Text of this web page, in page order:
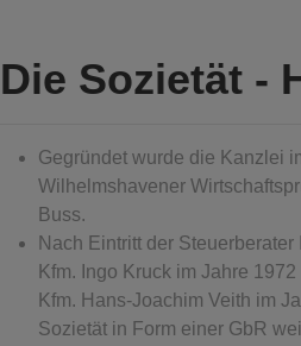
Die Sozietät -
Gegründet wurde die Kanzlei
Wilhelmshavener
Buss.
Nach Eintritt der
Kfm. Ingo Kruck im Jahre
Kfm. Hans-Joachim Veith im
Sozietät in Form einer GbR